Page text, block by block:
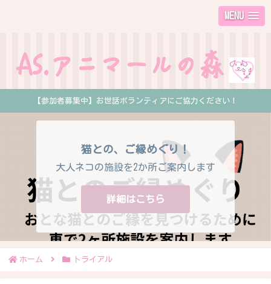
MENU
【参加者募集中】お世話ボランティアにご協力ください！
猫との、ご縁めぐり！
大人ネコの施設を2か所ご案内します
詳細はこちら
ホーム トライアル